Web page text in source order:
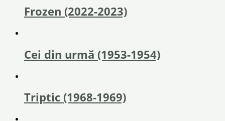
Frozen (2022-2023)
Cei din urmă (1953-1954)
Triptic (1968-1969)